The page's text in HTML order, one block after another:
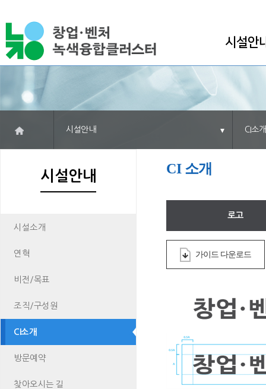
시설안
시설안내 CI소개
시설안내
시설소개
연혁
비전/목표
조직/구성원
CI소개
방문예약
찾아오시는 길
CI 소개
로고
가이드 다운로드